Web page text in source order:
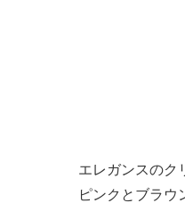
エレガンスのク
ピンクとブラウ